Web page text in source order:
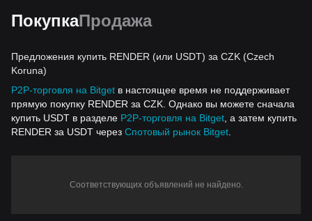
ПокупкаПродажа
Предложения купить RENDER (или USDT) за CZK (Czech
Koruna)
P2P-торговля на Bitget в настоящее время не поддерживает
прямую покупку RENDER за CZK. Однако вы можете сначала
купить USDT в разделе P2P-торговля на Bitget , а затем купить
RENDER за USDT через Спотовый рынок Bitget
Соответствующих объявлений не найдено.